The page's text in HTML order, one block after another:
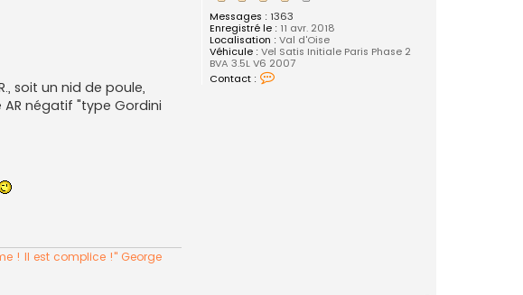
Messages : 1363
Enregistré le : 11 avr. 2018
Localisation : Val d'Oise
Véhicule : Vel Satis Initiale Paris Phase 2
BVA 3.5L V6 2007
Contact :
soit un nid de poule,
négatif "type Gordini
! Il est complice !" George